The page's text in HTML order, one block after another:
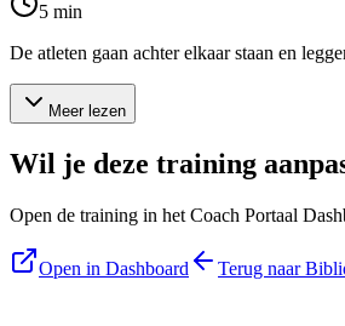
5 min
De atleten gaan achter elkaar staan en
Meer lezen
Wil je deze training
Open de training in het Coach Portaal
Open in Dashboard Terug naar